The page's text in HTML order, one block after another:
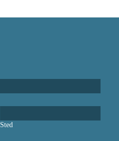
Sted